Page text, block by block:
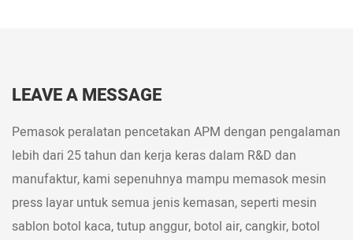
LEAVE A MESSAGE
Pemasok peralatan pencetakan APM dengan pengalaman
lebih dari 25 tahun dan kerja keras dalam R&D dan
manufaktur, kami sepenuhnya mampu memasok mesin
press layar untuk semua jenis kemasan, seperti mesin
sablon botol kaca, tutup anggur, botol air, cangkir, botol